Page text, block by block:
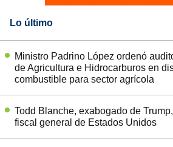
Lo último
Ministro Padrino López ordenó
de Agricultura e Hidrocarburos en
combustible para sector agrícola
Todd Blanche, exabogado de
fiscal general de Estados Unidos